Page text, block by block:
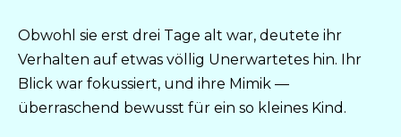
Obwohl sie erst drei Tage alt war, deutete ihr
Verhalten auf etwas völlig Unerwartetes hin. Ihr
Blick war fokussiert, und ihre Mimik —
überraschend bewusst für ein so kleines Kind.